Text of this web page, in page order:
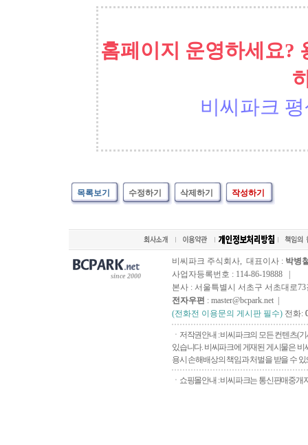
홈페이지 운영하세요?
비씨파크
목록보기 수정하기 삭제하기 작성하기
since 2000
비씨파크 주식회사, 대표이사 : 박병
사업자등록번호 : 114-86-19888 |
본사 : 서울특별시 서초구 서초대로73
전자우편 : master@bcpark.net |
(전화전 이용문의 게시판 필수) 전화:
ㆍ저작권안내 : 비씨파크의 모든 컨텐츠(
있습니다. 비씨파크에 게재된 게시물은
용시 손해배상의 책임과 처벌을 받을 수
ㆍ쇼핑몰안내 : 비씨파크는 통신판매중개